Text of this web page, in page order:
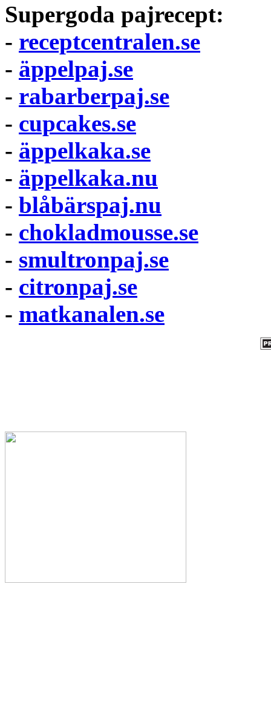
Supergoda pajrecept:
- receptcentralen.se
- äppelpaj.se
- rabarberpaj.se
- cupcakes.se
- äppelkaka.se
- äppelkaka.nu
- blåbärspaj.nu
- chokladmousse.se
- smultronpaj.se
- citronpaj.se
- matkanalen.se